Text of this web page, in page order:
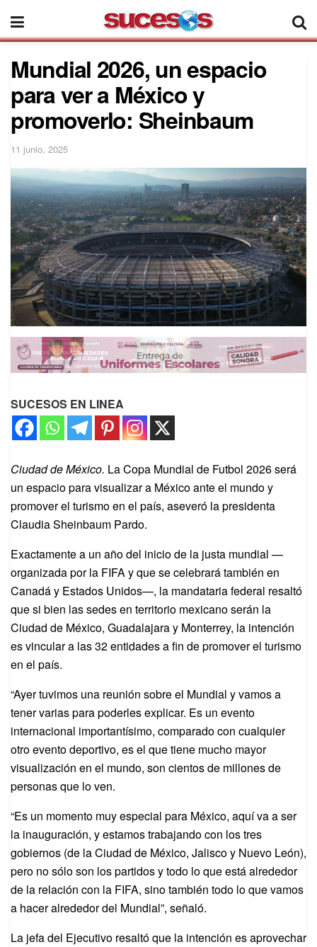
Mundial 2026, un espacio
para ver a México y
promoverlo: Sheinbaum
11 junio, 2025
SUCESOS EN LINEA
Ciudad de México. La Copa Mundial de Futbol 2026 será
un espacio para visualizar a México ante el mundo y
promover el turismo en el país, aseveró la presidenta
Claudia Sheinbaum Pardo.
Exactamente a un año del inicio de la justa mundial —
organizada por la FIFA y que se celebrará también en
Canadá y Estados Unidos—, la mandataria federal resaltó
que si bien las sedes en territorio mexicano serán la
Ciudad de México, Guadalajara y Monterrey, la intención
es vincular a las 32 entidades a fin de promover el turismo
en el país.
“Ayer tuvimos una reunión sobre el Mundial y vamos a
tener varias para poderles explicar. Es un evento
internacional importantísimo, comparado con cualquier
otro evento deportivo, es el que tiene mucho mayor
visualización en el mundo, son cientos de millones de
personas que lo ven.
“Es un momento muy especial para México, aquí va a ser
la inauguración, y estamos trabajando con los tres
gobiernos (de la Ciudad de México, Jalisco y Nuevo León),
pero no sólo son los partidos y todo lo que está alrededor
de la relación con la FIFA, sino también todo lo que vamos
a hacer alrededor del Mundial”, señaló.
La jefa del Ejecutivo resaltó que la intención es aprovechar